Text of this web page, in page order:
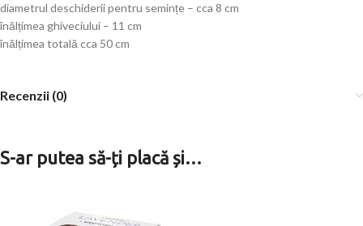
diametrul deschiderii pentru semințe – cca 8 cm
înălțimea ghiveciului – 11 cm
înălțimea totală cca 50 cm
Recenzii (0)
S-ar putea să-ți placă și…